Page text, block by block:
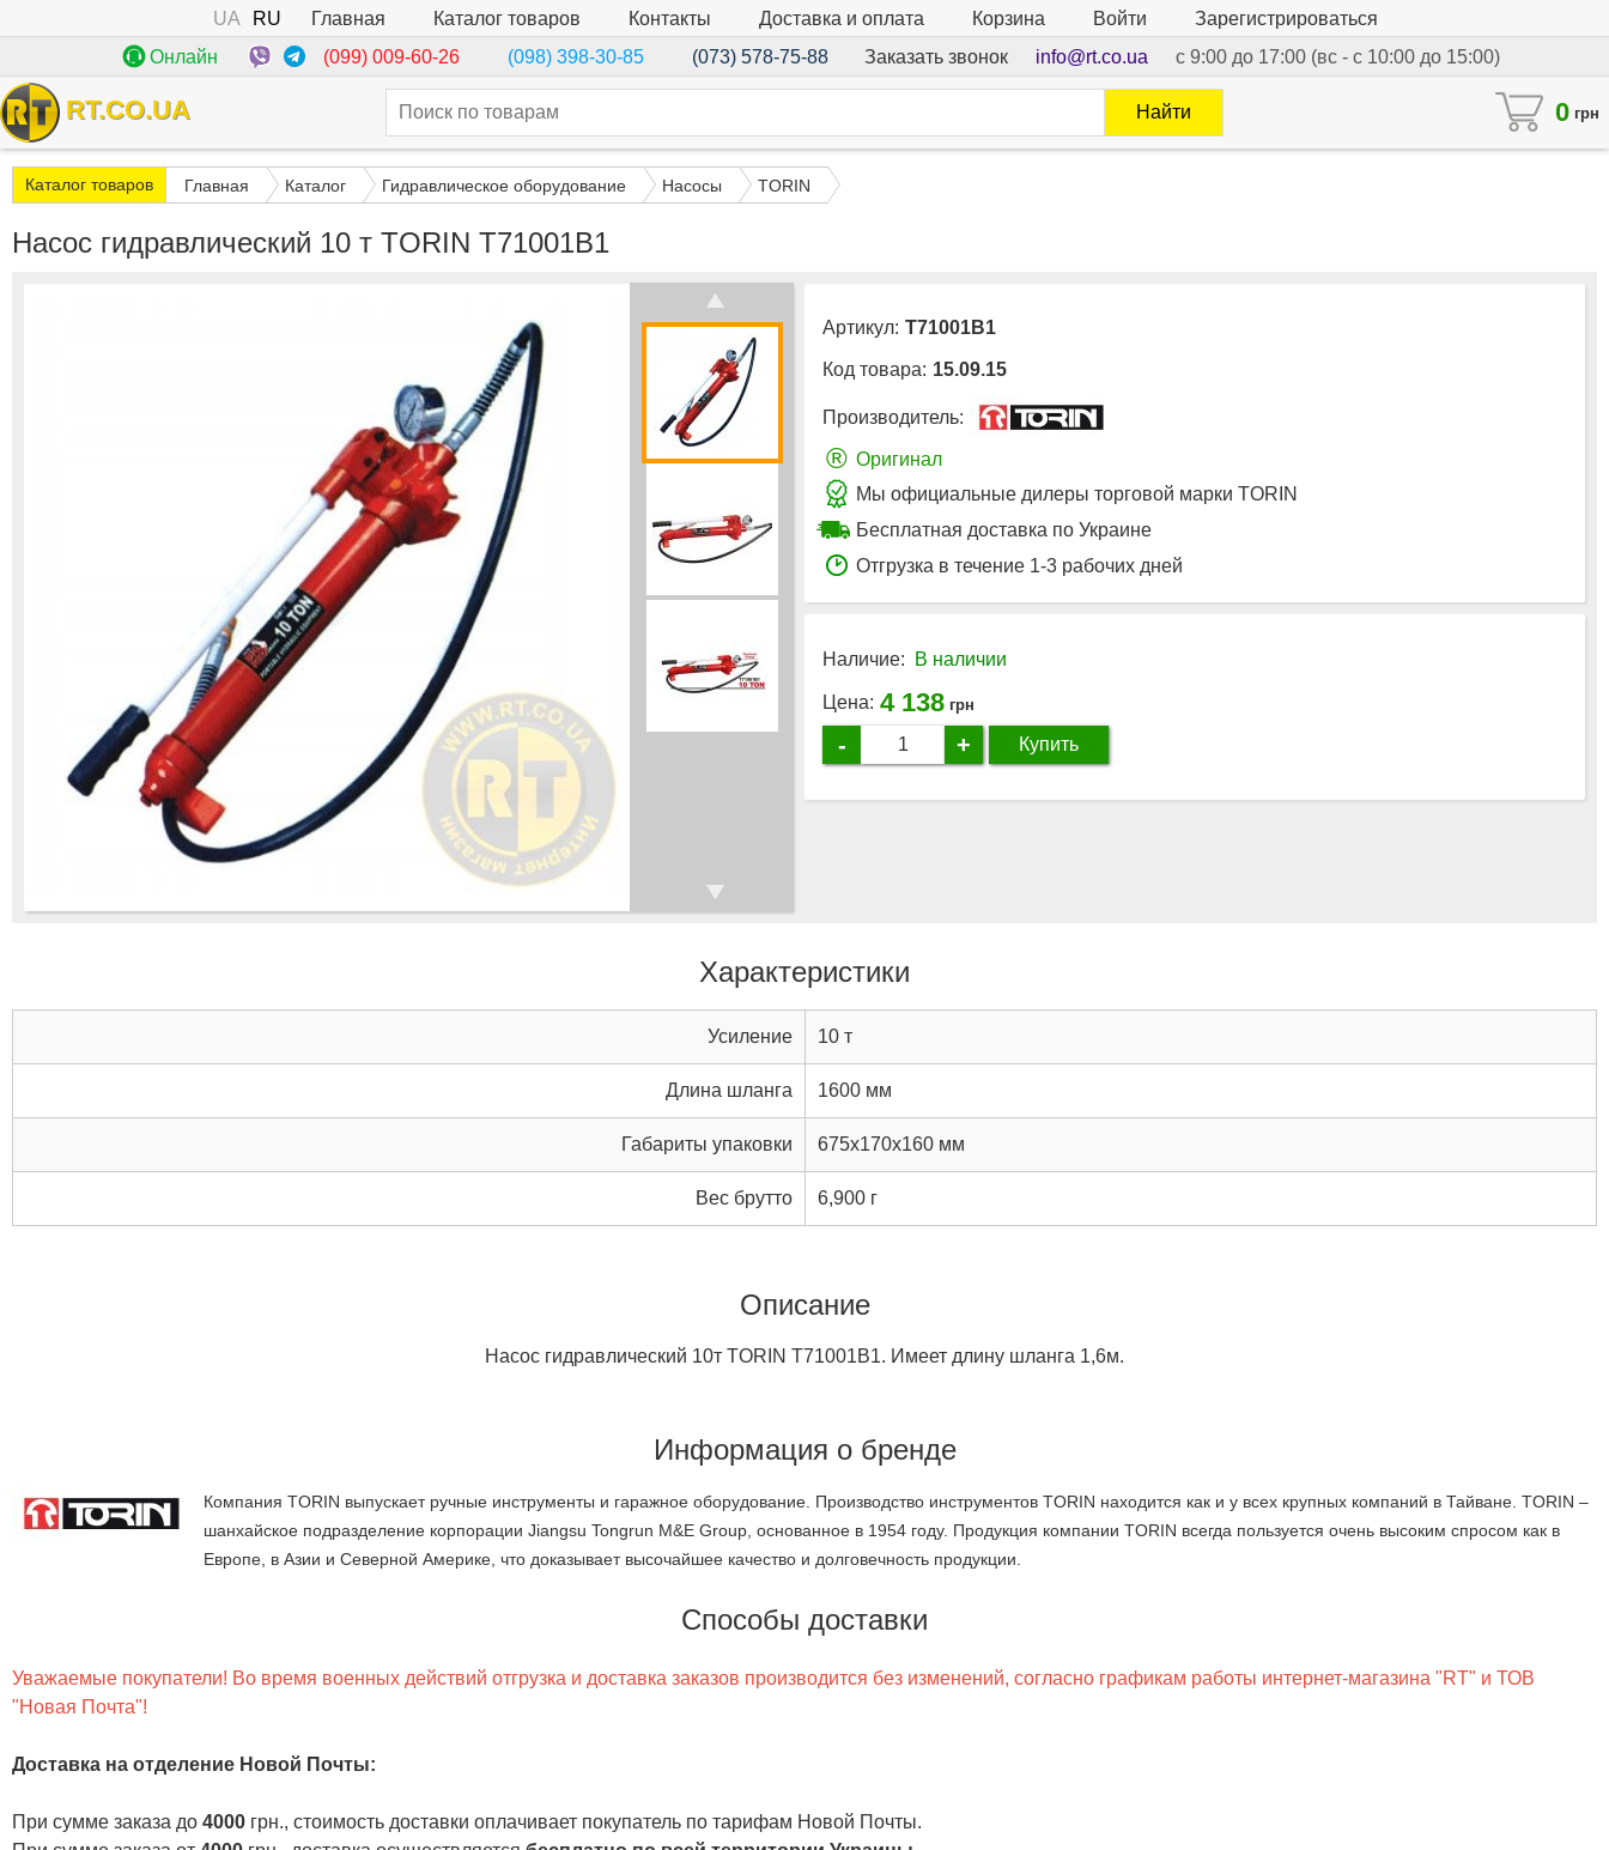
UA RU Главная Каталог товаров Контакты Доставка и оплата Корзина Войти
Зарегистрироваться
Онлайн
(099) 009-60-26 (098) 398-30-85 (073) 578-75-88 Заказать звонок info@rt.co.ua с 9:00 до 17:00 (вс - с 10:00 до 15:00)
RT.CO.UA 0 грн
Найти
Каталог товаров Главная Каталог Гидравлическое оборудование Насосы TORIN
Насос гидравлический 10 т TORIN T71001B1
Артикул: T71001B1
Код товара: 15.09.15
Производитель:
® Оригинал
Мы официальные дилеры торговой марки TORIN
Бесплатная доставка по Украине
Отгрузка в течение 1-3 рабочих дней
Наличие: В наличии
Цена: 4 138 грн
- + Купить
Характеристики
Усиление 10 т
Длина шланга 1600 мм
Габариты упаковки 675x170x160 мм
Вес брутто 6,900 г
Описание
Насос гидравлический 10т TORIN T71001B1. Имеет длину шланга 1,6м.
Информация о бренде
Компания TORIN выпускает ручные инструменты и гаражное оборудование. Производство инструментов TORIN находится как и у всех крупных компаний в Тайване. TORIN –
шанхайское подразделение корпорации Jiangsu Tongrun M&E Group, основанное в 1954 году. Продукция компании TORIN всегда пользуется очень высоким спросом как в
Европе, в Азии и Северной Америке, что доказывает высочайшее качество и долговечность продукции.
Способы доставки
Уважаемые покупатели! Во время военных действий отгрузка и доставка заказов производится без изменений, согласно графикам работы интернет-магазина "RT" и ТОВ
"Новая Почта"!
Доставка на отделение Новой Почты:
При сумме заказа до 4000 грн., стоимость доставки оплачивает покупатель по тарифам Новой Почты.